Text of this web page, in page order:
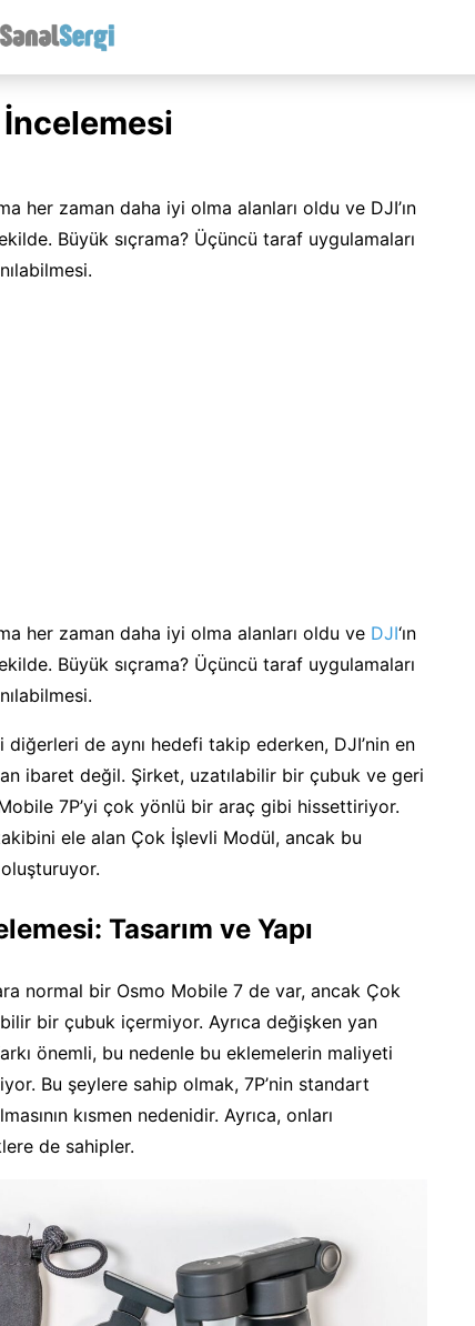
her zaman daha iyi olma alanları oldu ve DJI’ın
Büyük sıçrama? Üçüncü taraf uygulamaları
her zaman daha iyi olma alanları oldu ve DJI‘ın
Büyük sıçrama? Üçüncü taraf uygulamaları
de aynı hedefi takip ederken, DJI’nin en
ibaret değil. Şirket, uzatılabilir bir çubuk ve geri
7P’yi çok yönlü bir araç gibi hissettiriyor.
ele alan Çok İşlevli Modül, ancak bu
Tasarım ve Yapı
normal bir Osmo Mobile 7 de var, ancak Çok
bir çubuk içermiyor. Ayrıca değişken yan
önemli, bu nedenle bu eklemelerin maliyeti
Bu şeylere sahip olmak, 7P’nin standart
kısmen nedenidir. Ayrıca, onları
de sahipler.